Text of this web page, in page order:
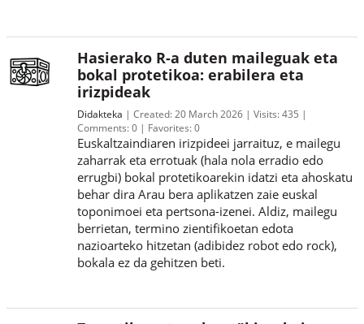
Hasierako R-a duten maileguak eta
bokal protetikoa: erabilera eta
irizpideak
Didakteka Created: 20 March 2026 Visits:435
Comments:0 Favorites:0
Euskaltzaindiaren irizpideei jarraituz, e mailegu
zaharrak eta errotuak (hala nola erradio edo
errugbi) bokal protetikoarekin idatzi eta ahoskatu
behar dira Arau bera aplikatzen zaie euskal
toponimoei eta pertsona-izenei. Aldiz, mailegu
berrietan, termino zientifikoetan edota
nazioarteko hitzetan (adibidez robot edo rock),
bokala ez da gehitzen beti.